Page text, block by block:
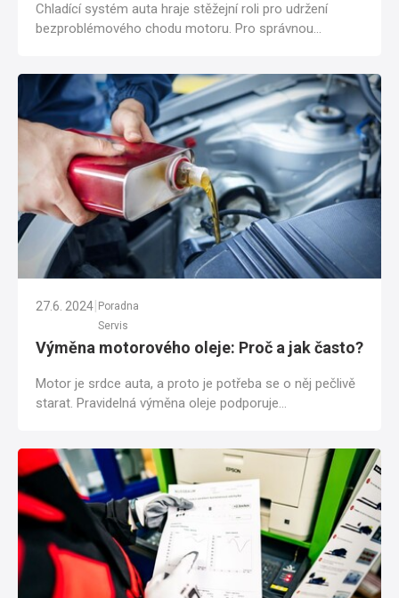
Chladící systém auta hraje stěžejní roli pro udržení
bezproblémového chodu motoru. Pro správnou
27.6. 2024 Poradna
Servis
Výměna motorového oleje: Proč a jak často?
Motor je srdce auta, a proto je potřeba se o něj pečlivě
starat. Pravidelná výměna oleje podporuje